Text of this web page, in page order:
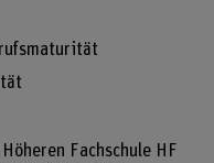
Fachschule HF